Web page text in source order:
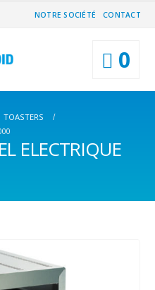
NOTRE SOCIÉTÉ CONTACT
0
TOASTERS
ELECTRIQUE